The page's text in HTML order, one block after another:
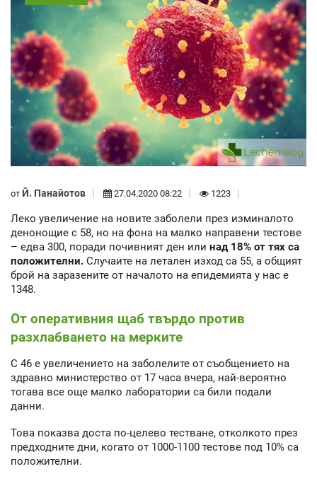
от Й. Панайотов 27.04.2020 08:22 1223
Леко увеличение на новите заболели през изминалото
денонощие с 58, но на фона на малко направени тестове
– едва 300, поради почивният ден или над 18% от тях са
положителни. Случаите на летален изход са 55, а общият
брой на заразените от началото на епидемията у нас е
1348.
От оперативния щаб твърдо против
разхлабването на мерките
С 46 е увеличението на заболелите от съобщението на
здравно министерство от 17 часа вчера, най-вероятно
тогава все още малко лаборатории са били подали
данни.
Това показва доста по-целево тестване, отколкото през
предходните дни, когато от 1000-1100 тестове под 10% са
положителни.